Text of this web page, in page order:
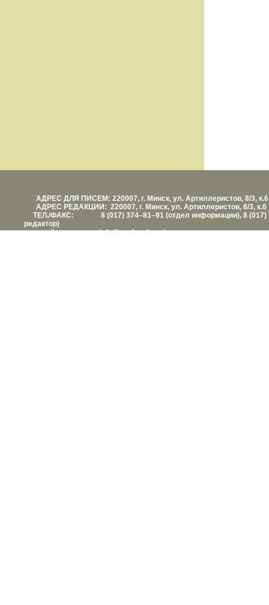
АДРЕС ДЛЯ ПИСЕМ: 220007, г. Минск, ул. Артиллеристов, 8/3, к.6
АДРЕС РЕДАКЦИИ: 220007, г. Минск, ул. Артиллеристов, 8/3, к.6
ТЕЛ./ФАКС: 8 (017) 374–81–91 (отдел информации), 8 (017)
редактор)
е-mail: info@vashezdorovie.com